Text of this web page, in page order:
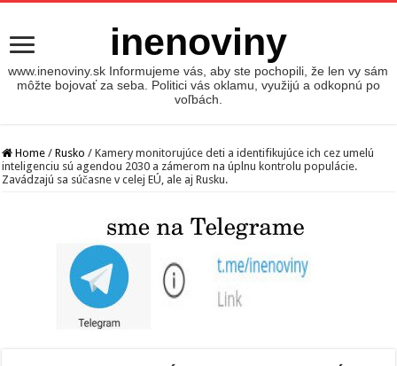
inenoviny
www.inenoviny.sk Informujeme vás, aby ste pochopili, že len vy sám
môžte bojovať za seba. Politici vás oklamu, využijú a odkopnú po
voľbách.
Home / Rusko / Kamery monitorujúce deti a identifikujúce ich cez umelú
inteligenciu sú agendou 2030 a zámerom na úplnu kontrolu populácie.
Zavádzajú sa súčasne v celej EÚ, ale aj Rusku.